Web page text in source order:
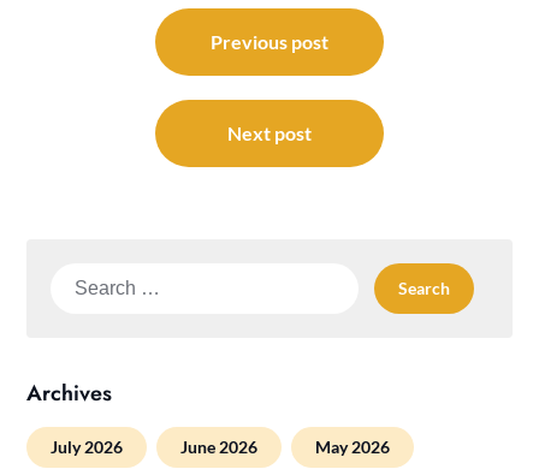
navigation
Previous post
Next post
Search
Archives
July 2026 June 2026 May 2026